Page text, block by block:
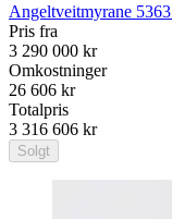
Angeltveitmyrane 5363
Pris fra
3 290 000 kr
Omkostninger
26 606 kr
Totalpris
3 316 606 kr
Solgt